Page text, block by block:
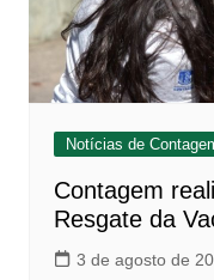
Notícias de
Contagem
Resgate da
3 de agosto de